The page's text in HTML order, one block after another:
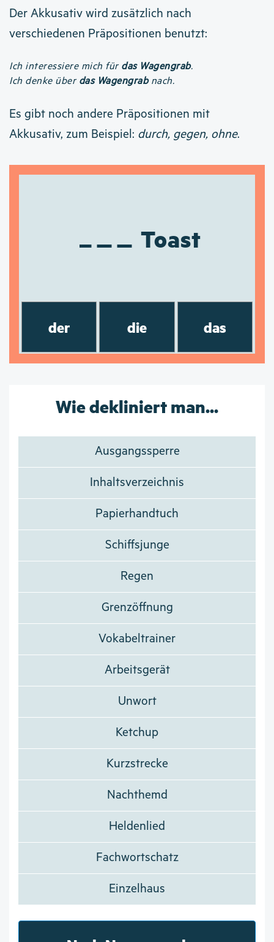
Der Akkusativ wird zusätzlich nach
verschiedenen Präpositionen benutzt:
Ich interessiere mich für das Wagengrab.
Ich denke über das Wagengrabnach.
Es gibt noch andere Präpositionen mit
Akkusativ, zum Beispiel: durch, gegen, ohne.
Toast
der die das
Wie dekliniert man...
Ausgangssperre
Inhaltsverzeichnis
Papierhandtuch
Schiffsjunge
Regen
Grenzöffnung
Vokabeltrainer
Arbeitsgerät
Unwort
Ketchup
Kurzstrecke
Nachthemd
Heldenlied
Fachwortschatz
Einzelhaus